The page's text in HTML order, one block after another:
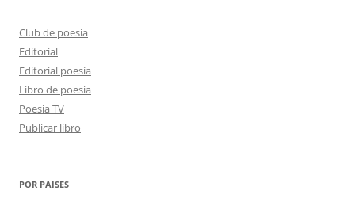
Club de poesia
Editorial
Editorial poesía
Libro de poesia
Poesia TV
Publicar libro
POR PAISES